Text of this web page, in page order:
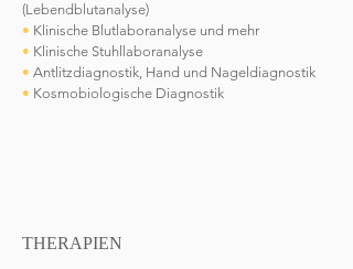
(Lebendblutanalyse)
• Klinische Blutlaboranalyse und mehr
• Klinische Stuhllaboranalyse
• Antlitzdiagnostik, Hand und Nageldiagnostik
• Kosmobiologische Diagnostik
THERAPIEN